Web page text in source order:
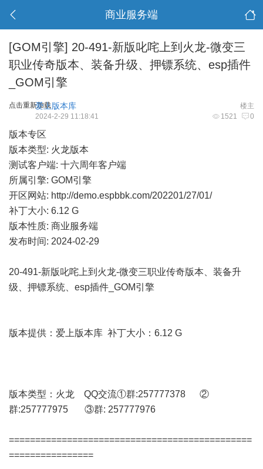
商业服务端
[GOM引擎] 20-491-新版叱咤上到火龙-微变三
职业传奇版本、装备升级、押镖系统、esp插件
_GOM引擎
点击重新加载 楼主
爱上版本库
1521 0
2024-2-29 11:18:41
版本专区
版本类型: 火龙版本
测试客户端: 十六周年客户端
所属引擎: GOM引擎
开区网站: http://demo.espbbk.com/202201/27/01/
补丁大小: 6.12 G
版本性质: 商业服务端
发布时间: 2024-02-29
20-491-新版叱咤上到火龙-微变三职业传奇版本、装备升
级、押镖系统、esp插件_GOM引擎
版本提供：爱上版本库 补丁大小：6.12 G
版本类型：火龙 QQ交流①群:257777378 ②
群:257777975 ③群: 257777976
==============================================
================